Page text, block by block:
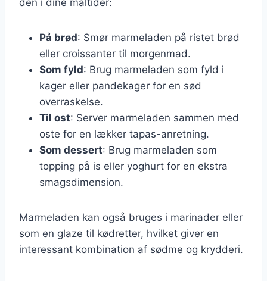
På brød: Smør marmeladen på ristet brød
eller croissanter til morgenmad.
Som fyld: Brug marmeladen som fyld i
kager eller pandekager for en sød
overraskelse.
Til ost: Server marmeladen sammen med
oste for en lækker tapas-anretning.
Som dessert: Brug marmeladen som
topping på is eller yoghurt for en ekstra
smagsdimension.
Marmeladen kan også bruges i marinader eller
som en glaze til kødretter, hvilket giver en
interessant kombination af sødme og krydderi.